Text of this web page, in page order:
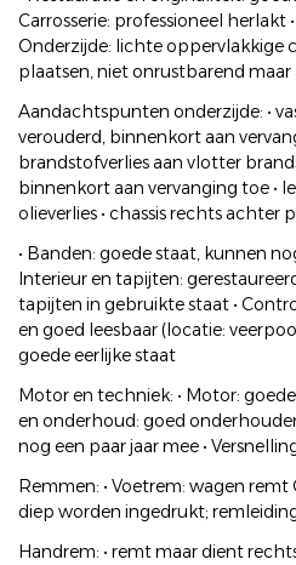
Carrosserie: professioneel herlakt
Onderzijde: lichte oppervlakkige
plaatsen, niet onrustbarend
Aandachtspunten onderzijde: •
verouderd, binnenkort aan
brandstofverlies aan vlotter
binnenkort aan vervanging toe •
olieverlies • chassis rechts achter
• Banden: goede staat, kunnen
Interieur en tapijten:
tapijten in gebruikte staat •
en goed leesbaar (locatie:
goede eerlijke staat
Motor en techniek: • Motor:
en onderhoud: goed
nog een paar jaar mee •
Remmen: • Voetrem: wagen
diep worden ingedrukt;
Handrem: • remt maar dient